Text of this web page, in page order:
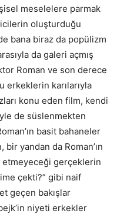
meselelere parmak
oluşturduğu
bana biraz da popülizm
da galeri açmış
Roman ve son derece
erkeklerin karılarıyla
konu eden film, kendi
de süslenmekten
basit bahaneler
bir yandan da Roman’ın
etmeyeceği gerçeklerin
çekti?” gibi naif
geçen bakışlar
niyeti erkekler